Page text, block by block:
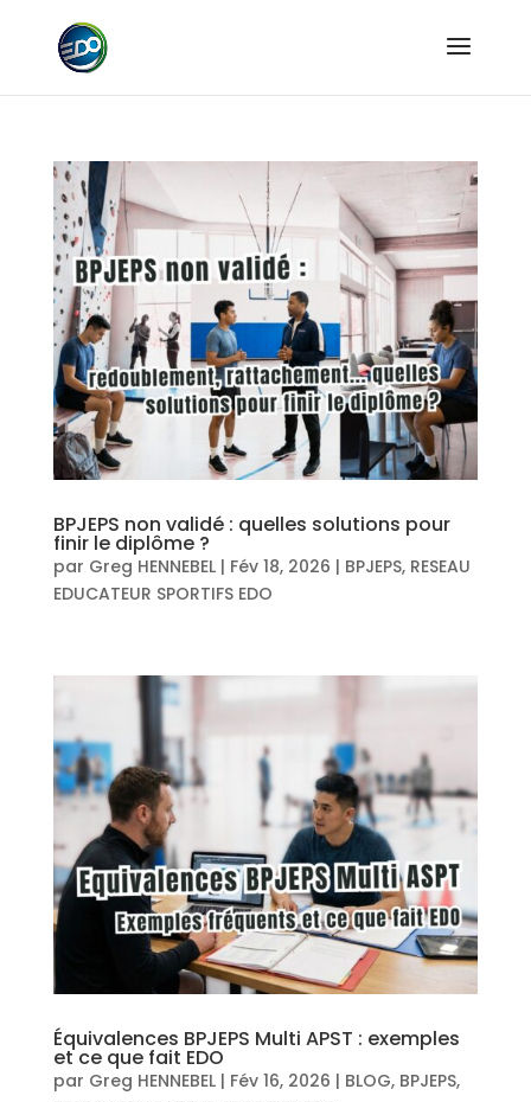
BPJEPS non validé : quelles solutions pour
finir le diplôme ?
par Greg HENNEBEL| Fév 18, 2026 | BPJEPS, RESEAU
EDUCATEUR SPORTIFS EDO
Équivalences BPJEPS Multi APST : exemples
et ce que fait EDO
par Greg HENNEBEL| Fév 16, 2026 | BLOG, BPJEPS,